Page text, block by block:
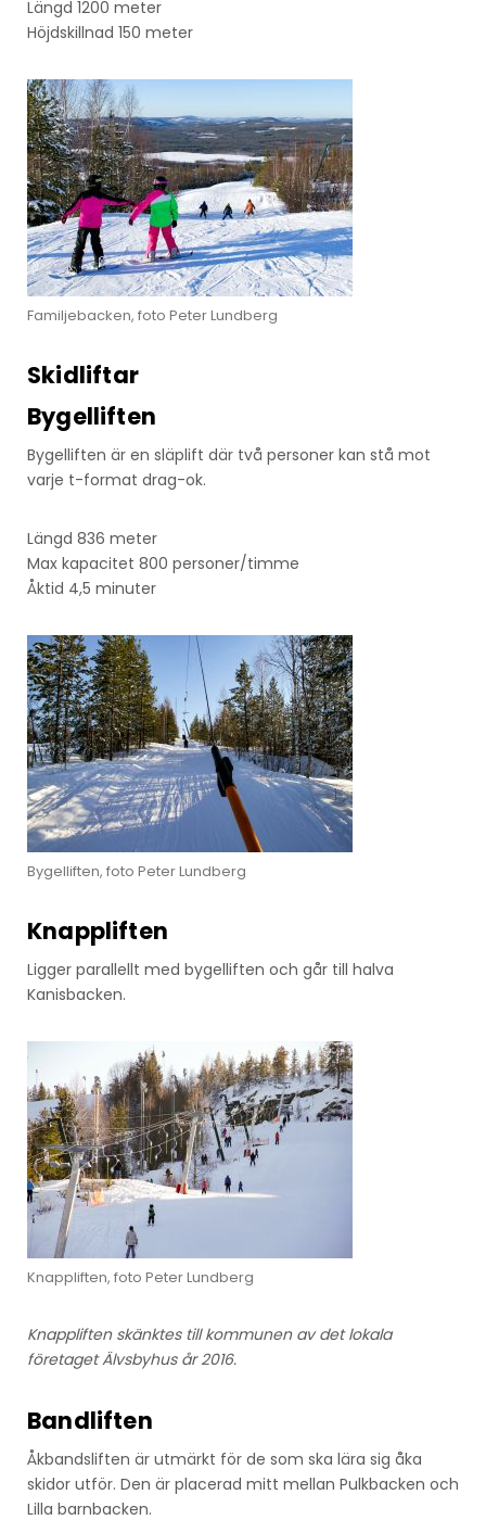
Längd 1200 meter
Höjdskillnad 150 meter
Familjebacken, foto Peter Lundberg
Skidliftar
Bygelliften
Bygelliften är en släplift där två personer kan stå mot
varje t-format drag-ok.
Längd 836 meter
Max kapacitet 800 personer/timme
Åktid 4,5 minuter
Bygelliften, foto Peter Lundberg
Knappliften
Ligger parallellt med bygelliften och går till halva
Kanisbacken.
Knappliften, foto Peter Lundberg
Knappliften skänktes till kommunen av det lokala
företaget Älvsbyhus år 2016.
Bandliften
Åkbandsliften är utmärkt för de som ska lära sig åka
skidor utför. Den är placerad mitt mellan Pulkbacken och
Lilla barnbacken.